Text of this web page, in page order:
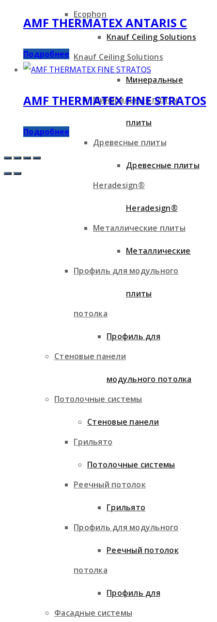
Ecophon
Knauf Ceiling Solutions
Минеральные плиты
Древесные плиты
Heradesign®
Металлические плиты
Профиль для модульного
потолка
Стеновые панели
Потолочные системы
Грильято
Реечный потолок
Профиль для модульного
потолка
Фасадные системы
Knauf Ceiling Solutions
Минеральные
плиты
Древесные плиты
Heradesign®
Металлические
плиты
Профиль для
модульного потолка
Стеновые панели
Потолочные системы
Грильято
Реечный потолок
Профиль для
AMF THERMATEX ANTARIS C
Подробнее
AMF THERMATEX FINE STRATOS
Подробнее